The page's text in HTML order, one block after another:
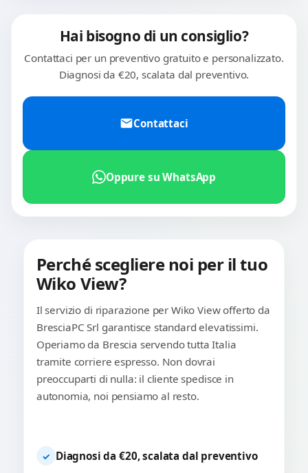
Hai bisogno di un consiglio?
Contattaci per un preventivo gratuito e personalizzato.
Diagnosi da €20, scalata dal preventivo.
Contattaci
Oppure su WhatsApp
Perché scegliere noi per il tuo
Wiko View?
Il servizio di riparazione per Wiko View offerto da
BresciaPC Srl garantisce standard elevatissimi.
Operiamo da Brescia servendo tutta Italia
tramite corriere espresso. Non dovrai
preoccuparti di nulla: il cliente spedisce in
autonomia, noi pensiamo al resto.
✓ Diagnosi da €20, scalata dal preventivo